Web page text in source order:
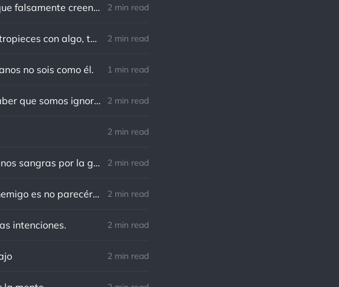
Von Goethe: Nadie está más esclavizado que aquellos que falsamente creen que son libres. 2 min read
Charles F. Kettering: Sigue adelante, y es probable que tropieces con algo, tal vez cuando menos lo esperes. Nunca he escuchado hablar de alguien algu 2 min read
no sois como él. 1 min read
Richard Cecil: El primer paso hacia el conocimiento es saber que somos ignorantes. 2 min read
2 min read
Norman Schwarzkopf: Cuanto más sudes por la paz, menos sangras por la guerra. 2 min read
Marco Aurelio: El verdadero modo de vengarse de un enemigo es no parecérsele. 2 min read
intenciones. 2 min read
2 min read